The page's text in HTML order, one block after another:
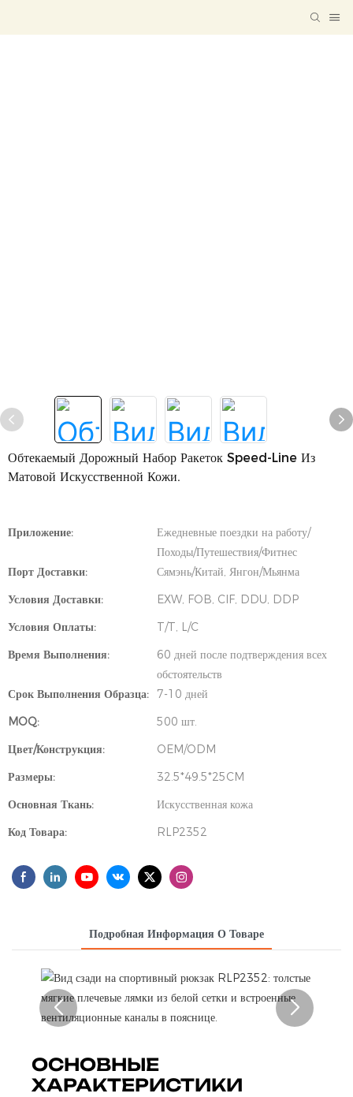
Обтекаемый Дорожный Набор Ракеток Speed-Line Из
Матовой Искусственной Кожи.
Приложение:
Ежедневные поездки на работу/
Походы/Путешествия/Фитнес
Порт Доставки:
Сямэнь/Китай, Янгон/Мьянма
Условия Доставки:
EXW, FOB, CIF, DDU, DDP
Условия Оплаты:
T/T, L/C
Время Выполнения:
60 дней после подтверждения всех
обстоятельств
Срок Выполнения Образца:
7-10 дней
MOQ:
500 шт.
Цвет/Конструкция:
OEM/ODM
Размеры:
32.5*49.5*25CM
Основная Ткань:
Искусственная кожа
Код Товара:
RLP2352
Подробная Информация О Товаре
ОСНОВНЫЕ
ХАРАКТЕРИСТИКИ